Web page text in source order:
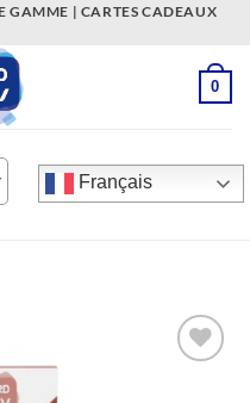
| CARTES CADEAUX
0
Français